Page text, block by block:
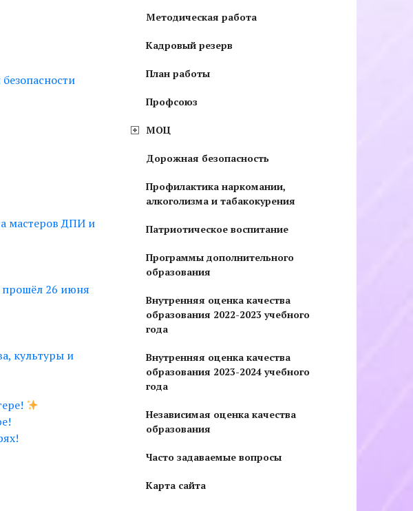
мастеров ДПИ и
прошёл 26 июня
культуры и
Методическая работа
Кадровый резерв
План работы
Профсоюз
MOЦ
Дорожная безопасность
Профилактика наркомании,
алкоголизма и табакокурения
Патриотическое воспитание
Программы дополнительного
образования
Внутренняя оценка качества
образования 2022-2023 учебного
года
Внутренняя оценка качества
образования 2023-2024 учебного
года
Независимая оценка качества
образования
Часто задаваемые вопросы
Карта сайта